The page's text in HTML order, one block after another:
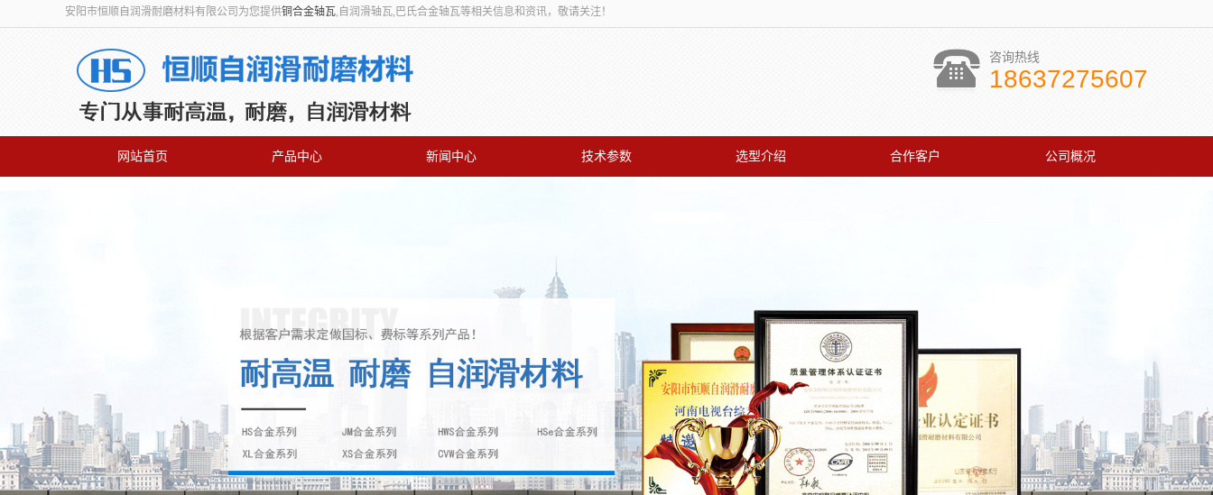
安阳市恒顺自润滑耐磨材料有限公司为您提供铜合金轴瓦,自润滑轴瓦,巴氏合金轴瓦等相关信息和资讯，敬请关注！
咨询热线
18637275607
网站首页 产品中心 新闻中心 技术参数 选型介绍 合作客户 公司概况